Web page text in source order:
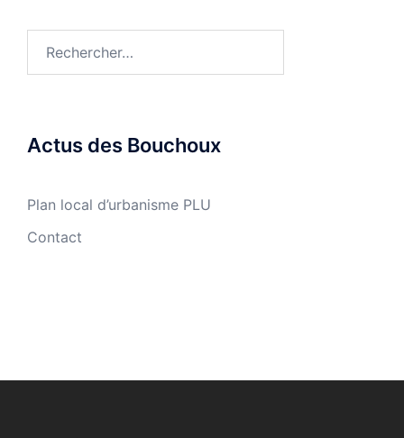
Actus des Bouchoux
Plan local d’urbanisme PLU
Contact